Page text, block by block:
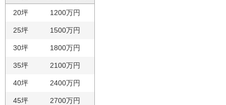
20坪 1200万円
25坪 1500万円
30坪 1800万円
35坪 2100万円
40坪 2400万円
45坪 2700万円